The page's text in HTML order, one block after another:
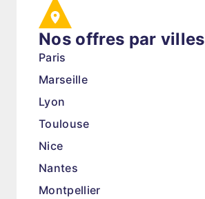
Nos offres par villes
Paris
Marseille
Lyon
Toulouse
Nice
Nantes
Montpellier